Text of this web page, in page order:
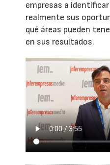
empresas a
realmente sus
qué áreas pueden
en sus resultados.